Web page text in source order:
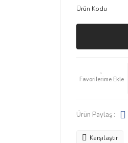
Ürün Kodu
Ürün Paylaş :
Karşılaştır